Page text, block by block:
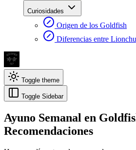
Curiosidades
Origen de los Goldfish
Diferencias entre
Toggle theme
Toggle Sidebar
Ayuno Semanal en
Recomendaciones